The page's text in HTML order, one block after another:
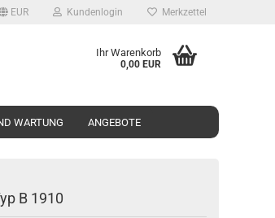
EUR Kundenlogin Merkzettel
Ihr Warenkorb
0,00 EUR
WARTUNG ANGEBOTE
B 1910